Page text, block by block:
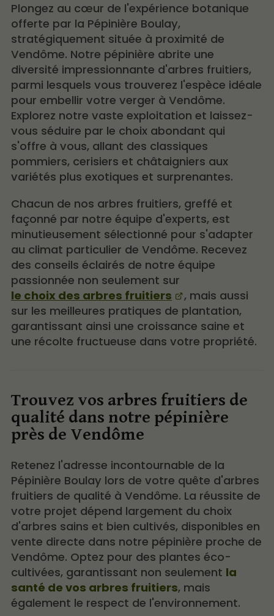
Plongez au cœur de l'expérience botanique
offerte par la Pépinière Boulay,
stratégiquement située à proximité de
Vendôme. Notre pépinière abrite une
diversité impressionnante d'arbres fruitiers,
parmi lesquels vous trouverez l'espèce idéale
pour embellir votre verger à Vendôme.
Explorez notre vaste exploitation et laissez-
vous séduire par le choix abondant qui
s'offre à vous, allant des classiques
pommiers, cerisiers et châtaigniers aux
variétés plus exotiques et surprenantes.
Chacun de nos arbres fruitiers, greffé et
façonné par notre équipe d'experts, est
minutieusement sélectionné pour s'adapter
au climat particulier de Vendôme. Recevez
des conseils éclairés de notre équipe
passionnée non seulement sur
le choix des arbres fruitiers
, mais aussi
sur les meilleures pratiques de plantation,
garantissant ainsi une croissance saine et
une récolte fructueuse dans votre propriété.
Trouvez vos arbres fruitiers de
qualité dans notre pépinière
près de Vendôme
Retenez l'adresse incontournable de la
Pépinière Boulay lors de votre quête d'arbres
fruitiers de qualité à Vendôme. La réussite de
votre projet dépend largement du choix
d'arbres sains et bien cultivés, disponibles en
vente directe dans notre pépinière proche de
Vendôme. Optez pour des plantes éco-
cultivées, garantissant non seulement la
santé de vos arbres fruitiers, mais
également le respect de l'environnement.